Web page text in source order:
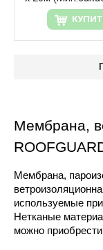
Мембрана,
Мембрана,
используемые
Нетканые
можно